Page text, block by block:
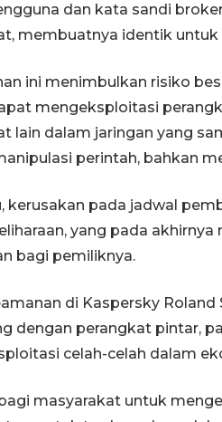
dan kata sandi
membuatnya identik
ini menimbulkan risiko
mengeksploitasi
lain dalam jaringan yang
perintah, bahkan
kerusakan pada jadwal
yang pada
bagi pemiliknya.
di Kaspersky
dengan perangkat pintar,
celah-celah dalam
masyarakat untuk